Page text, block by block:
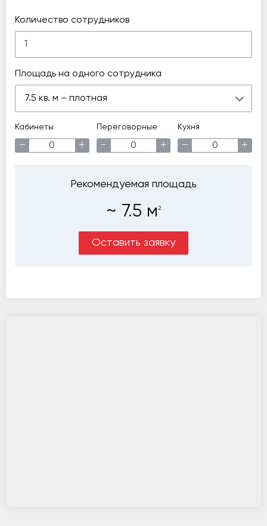
Количество сотрудников
Площадь на одного сотрудника
7.5 кв. м – плотная
Кабинеты
− +
Переговорные
− +
Кухня
− +
Рекомендуемая площадь
~ 7.5 м 2
Оставить заявку